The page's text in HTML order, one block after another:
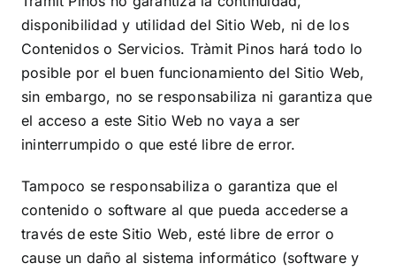
disponibilidad y utilidad del Sitio Web, ni de los
Contenidos o Servicios. Tràmit Pinos hará todo lo
posible por el buen funcionamiento del Sitio Web,
sin embargo, no se responsabiliza ni garantiza que
el acceso a este Sitio Web no vaya a ser
ininterrumpido o que esté libre de error.
Tampoco se responsabiliza o garantiza que el
contenido o software al que pueda accederse a
través de este Sitio Web, esté libre de error o
cause un daño al sistema informático (software y